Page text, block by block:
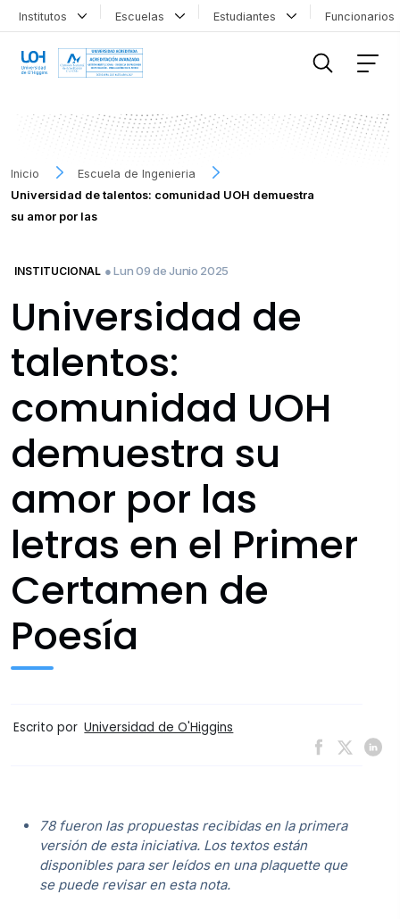
Institutos Escuelas Estudiantes
Inicio
Escuela de Ingenieria
Universidad de talentos: comunidad UOH demuestra
su amor por las
INSTITUCIONAL ● Lun 09 de Junio 2025
Universidad de
talentos:
comunidad UOH
demuestra su
amor por las
letras en el Primer
Certamen de
Poesía
Escrito por Universidad de O'Higgins
78 fueron las propuestas recibidas en la primera
versión de esta iniciativa. Los textos están
disponibles para ser leídos en una plaquette que
se puede revisar en esta nota.